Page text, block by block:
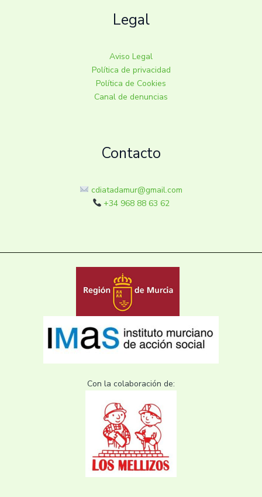
Legal
Aviso Legal
Política de privacidad
Política de Cookies
Canal de denuncias
Contacto
cdiatadamur@gmail.com
+34 968 88 63 62
Con la colaboración de: